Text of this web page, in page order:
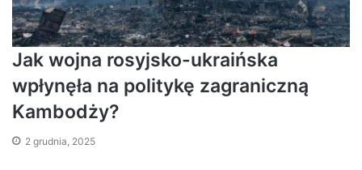
Jak wojna rosyjsko-ukraińska
wpłynęła na politykę zagraniczną
Kambodży?
2 grudnia, 2025